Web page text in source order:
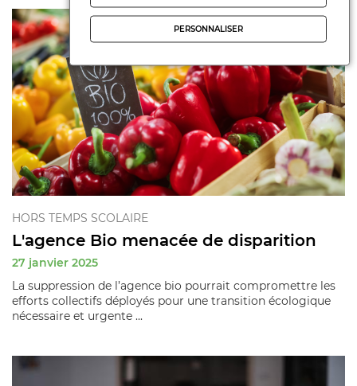
HORS TEMPS SCOLAIRE
L'agence Bio menacée de disparition
27 janvier 2025
La suppression de l’agence bio pourrait compromettre les
efforts collectifs déployés pour une transition écologique
nécessaire et urgente ...
PERSONNALISER